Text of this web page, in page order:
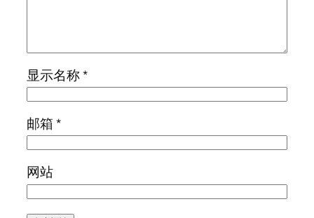
显示名称*
邮箱*
网站